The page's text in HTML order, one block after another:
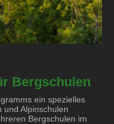
Bergschulen
ein spezielles
und Alpinschulen
Bergschulen im